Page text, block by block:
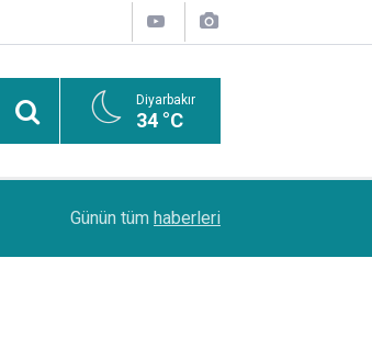
Diyarbakır
34 °C
başarı sırasına göre tercih yapılmalı
Günün tüm haberleri